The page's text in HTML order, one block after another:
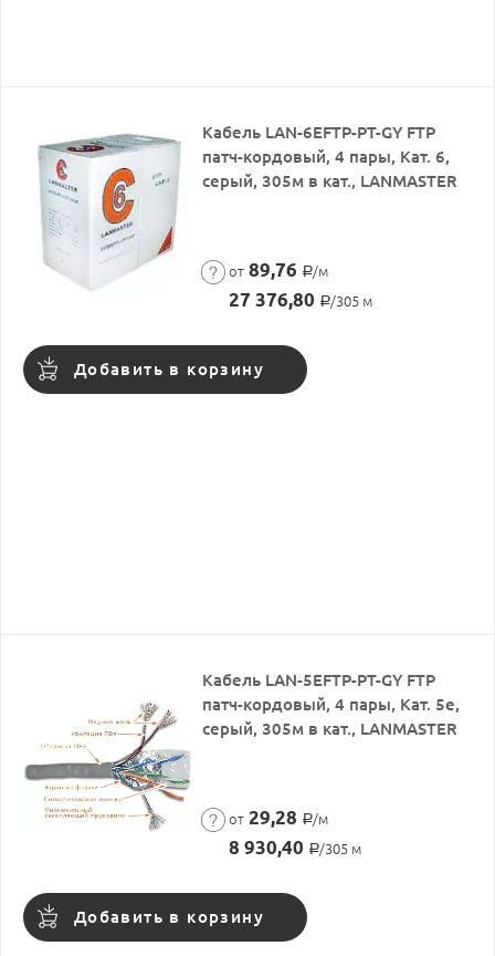
Кабель LAN-6EFTP-PT-GY FTP
патч-кордовый, 4 пары, Кат. 6,
серый, 305м в кат., LANMASTER
от 89,76 Р/м
27 376,80 Р/305 м
Добавить в корзину
Кабель LAN-5EFTP-PT-GY FTP
патч-кордовый, 4 пары, Кат. 5e,
серый, 305м в кат., LANMASTER
от 29,28 Р/м
8 930,40 Р/305 м
Добавить в корзину